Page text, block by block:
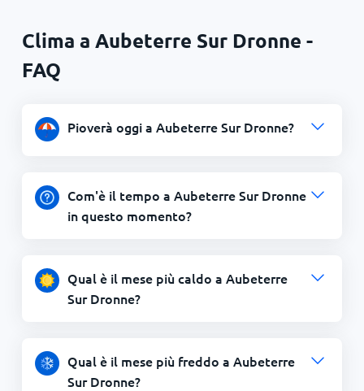
Clima a Aubeterre Sur Dronne -
FAQ
Pioverà oggi a Aubeterre Sur Dronne?
Com'è il tempo a Aubeterre Sur Dronne
in questo momento?
Qual è il mese più caldo a Aubeterre
Sur Dronne?
Qual è il mese più freddo a Aubeterre
Sur Dronne?